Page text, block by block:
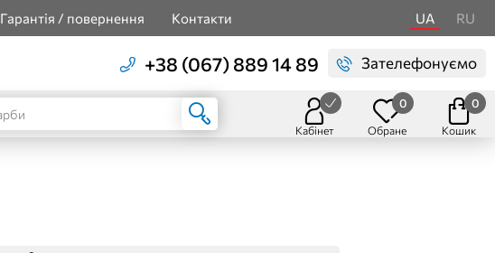
Гарантія / повернення Контакти UA RU
+38 (067) 889 14 89 Зателефонуємо
Кабінет Обране
0
Кошик
0